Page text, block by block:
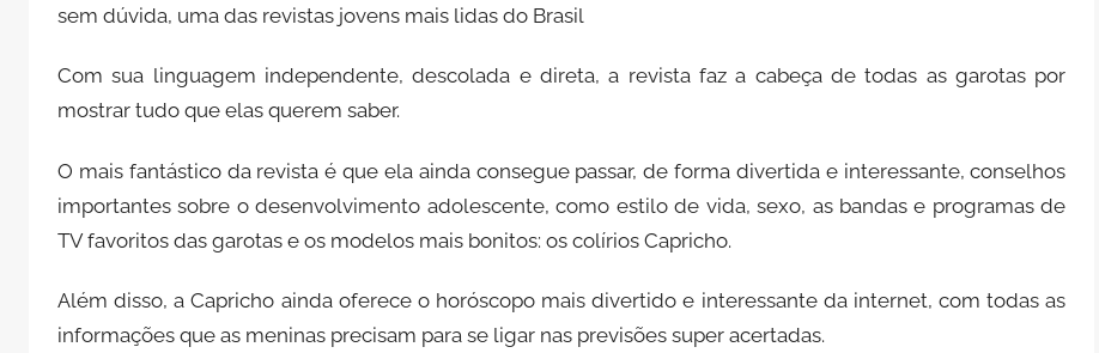
sem dúvida, uma das revistas jovens mais lidas do Brasil
Com sua linguagem independente, descolada e direta, a revista faz a cabeça de todas as garotas por
mostrar tudo que elas querem saber.
O mais fantástico da revista é que ela ainda consegue passar, de forma divertida e interessante, conselhos
importantes sobre o desenvolvimento adolescente, como estilo de vida, sexo, as bandas e programas de
TV favoritos das garotas e os modelos mais bonitos: os colírios Capricho.
Além disso, a Capricho ainda oferece o horóscopo mais divertido e interessante da internet, com todas as
informações que as meninas precisam para se ligar nas previsões super acertadas.